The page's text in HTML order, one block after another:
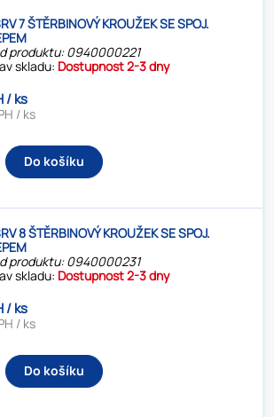
7 ŠTĚRBINOVÝ KROUŽEK SE SPOJ.
produktu: 0940000221
skladu: Dostupnost 2-3 dny
/ ks
/ ks
Do košíku
8 ŠTĚRBINOVÝ KROUŽEK SE SPOJ.
produktu: 0940000231
skladu: Dostupnost 2-3 dny
/ ks
/ ks
Do košíku